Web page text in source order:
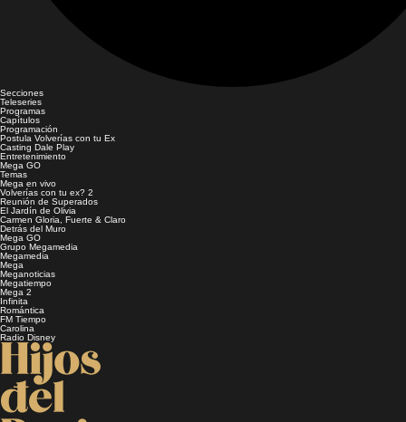
Secciones
Teleseries
Programas
Capítulos
Programación
Postula Volverías con tu Ex
Casting Dale Play
Entretenimiento
Mega GO
Temas
Mega en vivo
Volverías con tu ex? 2
Reunión de Superados
El Jardín de Olivia
Carmen Gloria, Fuerte & Claro
Detrás del Muro
Mega GO
Grupo Megamedia
Megamedia
Mega
Meganoticias
Megatiempo
Mega 2
Infinita
Romántica
FM Tiempo
Carolina
Radio Disney